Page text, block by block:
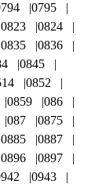
0795
0823
0824
0835
0836
0845
0852
0859
086
087
0875
0885
0887
0896
0897
0943